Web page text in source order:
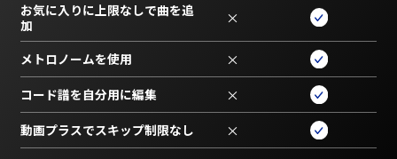
お気に入りに上限なしで曲を追
加
×
メトロノームを使用 ×
コード譜を自分用に編集 ×
動画プラスでスキップ制限なし ×